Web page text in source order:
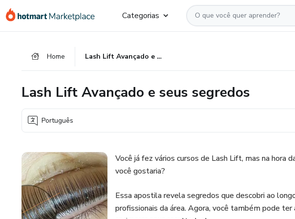
para
para
para
Categorias
Home Lash Lift Avançado e seus segredos
Lash Lift Avançado e seus segredos
Português
Você já fez vários cursos de Lash Lift, mas na hora
você gostaria?
Essa apostila revela segredos que descobri ao
profissionais da área. Agora, você também pode ter